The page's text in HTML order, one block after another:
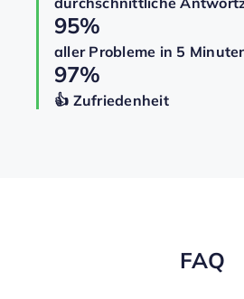
95%
aller Probleme in 5
97%
👍️️️️️️ Zufriedenheit
FAQ